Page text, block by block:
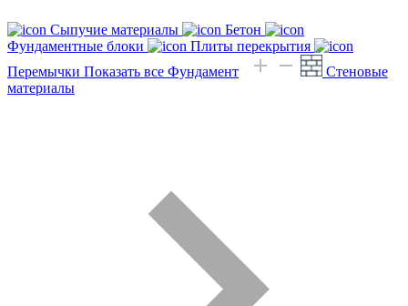
Сыпучие материалы
Бетон
Фундаментные блоки
Плиты перекрытия
Перемычки Показать все Фундамент
Стеновые
материалы